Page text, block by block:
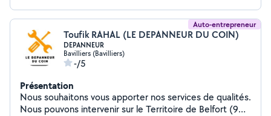
Auto-entrepreneur
Toufik RAHAL (LE DEPANNEUR DU COIN)
DEPANNEUR
Bavilliers (Bavilliers)
-/5
Présentation
Nous souhaitons vous apporter nos services de qualités.
Nous pouvons intervenir sur le Territoire de Belfort (90)